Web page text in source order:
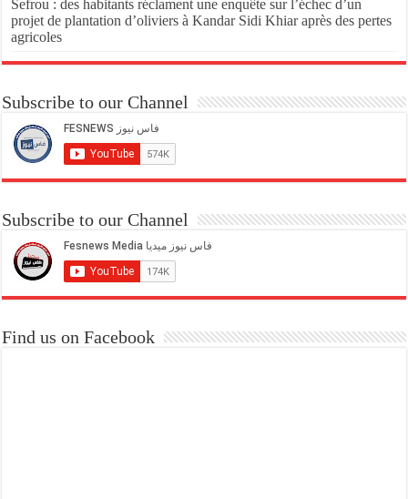
Sefrou : des habitants réclament une enquête sur l’échec d’un
projet de plantation d’oliviers à Kandar Sidi Khiar après des pertes
agricoles
Subscribe to our Channel
Subscribe to our Channel
Find us on Facebook